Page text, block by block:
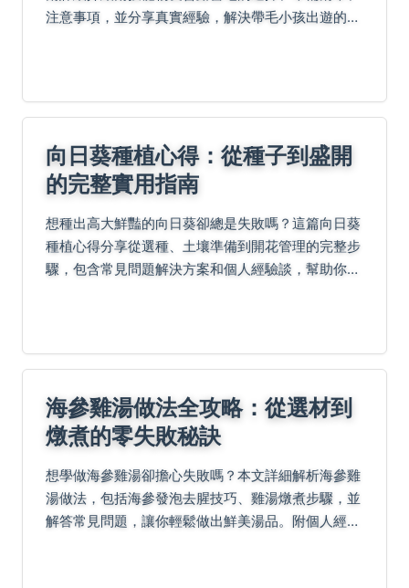
注意事項，並分享真實經驗，解決帶毛小孩出遊的所
向日葵種植心得：從種子到盛開
的完整實用指南
想種出高大鮮豔的向日葵卻總是失敗嗎？這篇向日葵
種植心得分享從選種、土壤準備到開花管理的完整步
驟，包含常見問題解決方案和個人經驗談，幫助你避
海參雞湯做法全攻略：從選材到
燉煮的零失敗秘訣
想學做海參雞湯卻擔心失敗嗎？本文詳細解析海參雞
湯做法，包括海參發泡去腥技巧、雞湯燉煮步驟，並
解答常見問題，讓你輕鬆做出鮮美湯品。附個人經驗